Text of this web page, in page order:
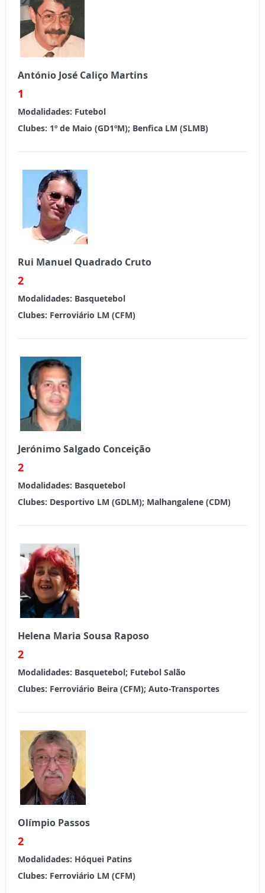
António José Caliço Martins
1
Modalidades: Futebol
Clubes: 1º de Maio (GD1ºM); Benfica LM (SLMB)
Rui Manuel Quadrado Cruto
2
Modalidades: Basquetebol
Clubes: Ferroviário LM (CFM)
Jerónimo Salgado Conceição
2
Modalidades: Basquetebol
Clubes: Desportivo LM (GDLM); Malhangalene (CDM)
Helena Maria Sousa Raposo
2
Modalidades: Basquetebol; Futebol Salão
Clubes: Ferroviário Beira (CFM); Auto-Transportes
Olímpio Passos
2
Modalidades: Hóquei Patins
Clubes: Ferroviário LM (CFM)